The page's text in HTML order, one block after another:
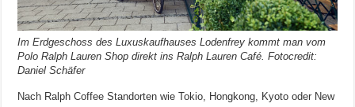
Im Erdgeschoss des Luxuskaufhauses Lodenfrey kommt man vom
Polo Ralph Lauren Shop direkt ins Ralph Lauren Café. Fotocredit:
Daniel Schäfer
Nach Ralph Coffee Standorten wie Tokio, Hongkong, Kyoto oder New